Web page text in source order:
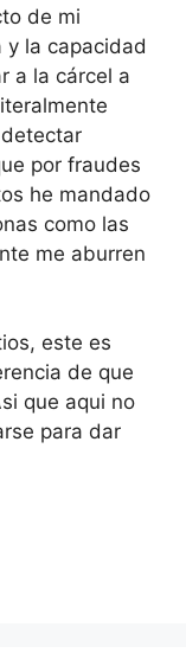
de mi
la capacidad
a la cárcel a
por fraudes
he mandado
como las
me aburren
este es
de que
que aqui no
para dar